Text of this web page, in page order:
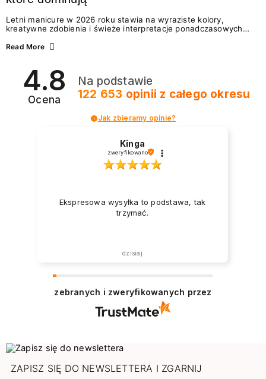
Letni manicure w 2026 roku stawia na wyraziste kolory,
kreatywne zdobienia i świeże interpretacje ponadczasowych
zarówno energetycznych odcieni inspirowanych wakacjami, jak
2026? Znajdź inspirację dla swojego manicure!
Read More
4.8
Ocena
Na podstawie
122 653 opinii z całego okresu
Jak zbieramy opinie?
Kinga
zweryfikowano
Ekspresowa wysyłka to podstawa, tak
trzymać.
dzisiaj
zebranych i zweryfikowanych przez
ZAPISZ SIĘ DO NEWSLETTERA I ZGARNIJ